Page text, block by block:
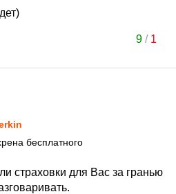
9/ 1
бесплатного
страховки для Вас за гранью